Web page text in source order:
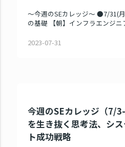
～今週のSEカレッジ～ ●7/31(
の基礎 【朝】インフラエンジニ
2023-07-31
今週のSEカレッジ（7/
を生き抜く思考法、シ
ト成功戦略